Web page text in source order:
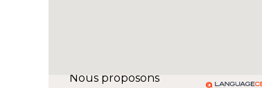
Nous proposons